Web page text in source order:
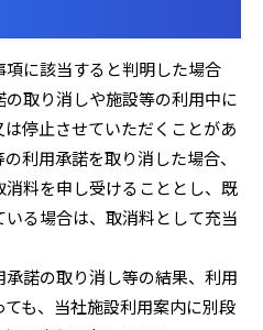
に該当すると判明した場合
取り消しや施設等の利用中に
停止させていただくことがあ
利用承諾を取り消した場合、
消料を申し受けることとし、既
る場合は、取消料として充当
諾の取り消し等の結果、利用
も、当社施設利用案内に別段